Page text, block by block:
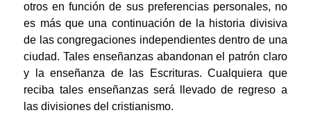
otros en función de sus preferencias personales, no
es más que una continuación de la historia divisiva
de las congregaciones independientes dentro de una
ciudad. Tales enseñanzas abandonan el patrón claro
y la enseñanza de las Escrituras. Cualquiera que
reciba tales enseñanzas será llevado de regreso a
las divisiones del cristianismo.